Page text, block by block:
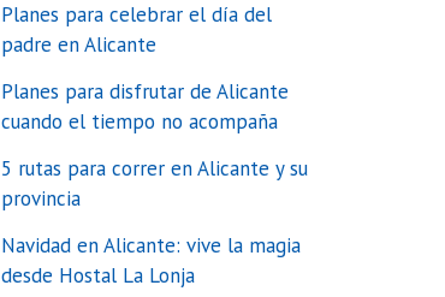
Planes para celebrar el día del
padre en Alicante
Planes para disfrutar de Alicante
cuando el tiempo no acompaña
5 rutas para correr en Alicante y su
provincia
Navidad en Alicante: vive la magia
desde Hostal La Lonja